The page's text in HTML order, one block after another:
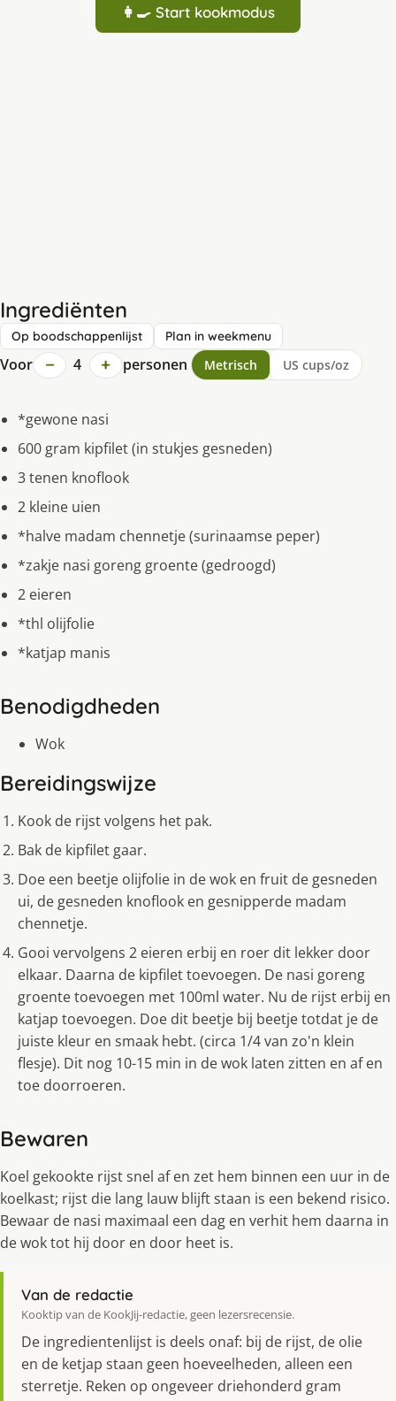
👩‍🍳 Start kookmodus
Ingrediënten
Op boodschappenlijst Plan in weekmenu
Voor − 4 + personen Metrisch US cups/oz
*gewone nasi
600 gram kipfilet (in stukjes gesneden)
3 tenen knoflook
2 kleine uien
*halve madam chennetje (surinaamse peper)
*zakje nasi goreng groente (gedroogd)
2 eieren
*thl olijfolie
*katjap manis
Benodigdheden
Wok
Bereidingswijze
Kook de rijst volgens het pak.
Bak de kipfilet gaar.
Doe een beetje olijfolie in de wok en fruit de gesneden
ui, de gesneden knoflook en gesnipperde madam
chennetje.
Gooi vervolgens 2 eieren erbij en roer dit lekker door
elkaar. Daarna de kipfilet toevoegen. De nasi goreng
groente toevoegen met 100ml water. Nu de rijst erbij en
katjap toevoegen. Doe dit beetje bij beetje totdat je de
juiste kleur en smaak hebt. (circa 1/4 van zo'n klein
flesje). Dit nog 10-15 min in de wok laten zitten en af en
toe doorroeren.
Bewaren
Koel gekookte rijst snel af en zet hem binnen een uur in de
koelkast; rijst die lang lauw blijft staan is een bekend risico.
Bewaar de nasi maximaal een dag en verhit hem daarna in
de wok tot hij door en door heet is.
Van de redactie
Kooktip van de KookJij-redactie, geen lezersrecensie.
De ingredientenlijst is deels onaf: bij de rijst, de olie
en de ketjap staan geen hoeveelheden, alleen een
sterretje. Reken op ongeveer driehonderd gram